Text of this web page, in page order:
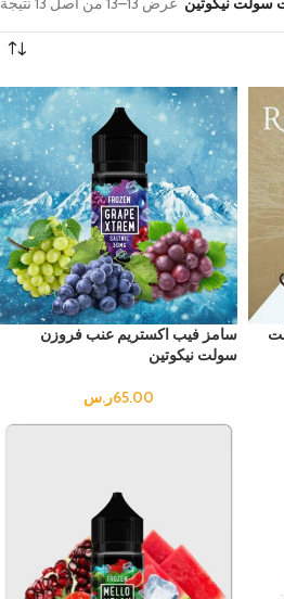
سامز فيب اكستريم عنب فروزن
سولت نيكوتين
65.00ر.س